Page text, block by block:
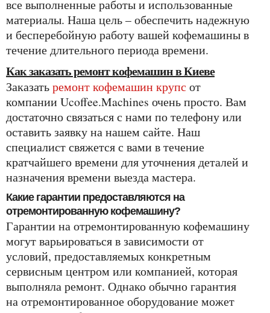
все выполненные работы и использованные
материалы. Наша цель – обеспечить надежную
и бесперебойную работу вашей кофемашины в
течение длительного периода времени.
Как заказать ремонт кофемашин в Киеве
Заказатьремонт кофемашин крупс от
компании Ucoffee.Machines очень просто. Вам
достаточно связаться с нами по телефону или
оставить заявку на нашем сайте. Наш
специалист свяжется с вами в течение
кратчайшего времени для уточнения деталей и
назначения времени выезда мастера.
Какие гарантии предоставляются на
отремонтированную кофемашину?
Гарантии на отремонтированную кофемашину
могут варьироваться в зависимости от
условий, предоставляемых конкретным
сервисным центром или компанией, которая
выполняла ремонт. Однако обычно гарантия
на отремонтированное оборудование может